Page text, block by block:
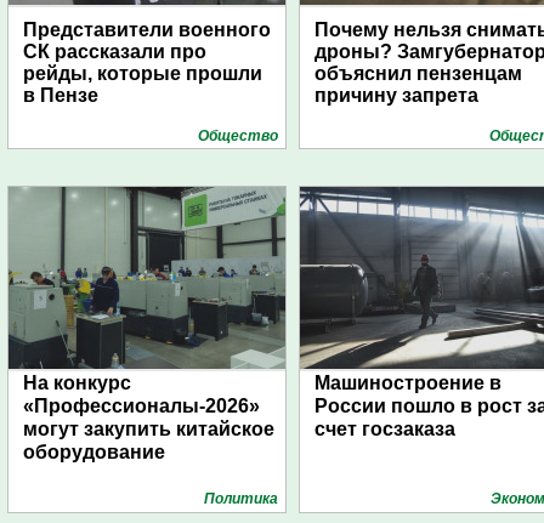
Представители военного
СК рассказали про
рейды, которые прошли
в Пензе
Общество
Почему нельзя
дроны?
объяснил пензенцам
причину запрета
На конкурс
«Профессионалы-2026»
могут закупить китайское
оборудование
Политика
Машиностроение в
России пошло в рост
счет госзаказа